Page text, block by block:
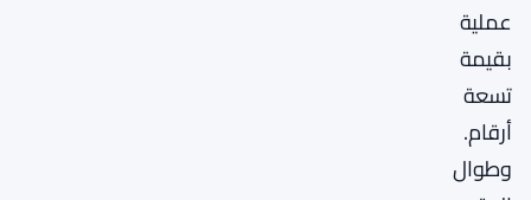
عملية
بقيمة
تسعة
أرقام.
وطوال